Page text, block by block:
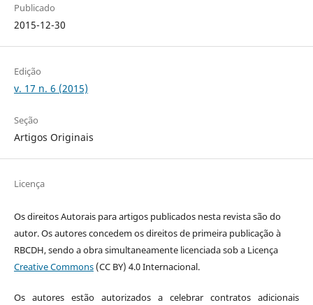
Publicado
2015-12-30
Edição
v. 17 n. 6 (2015)
Seção
Artigos Originais
Licença
Os direitos Autorais para artigos publicados nesta revista são do
autor. Os autores concedem os direitos de primeira publicação à
RBCDH, sendo a obra simultaneamente licenciada sob a Licença
Creative Commons(CC BY) 4.0 Internacional.
Os autores estão autorizados a celebrar contratos adicionais